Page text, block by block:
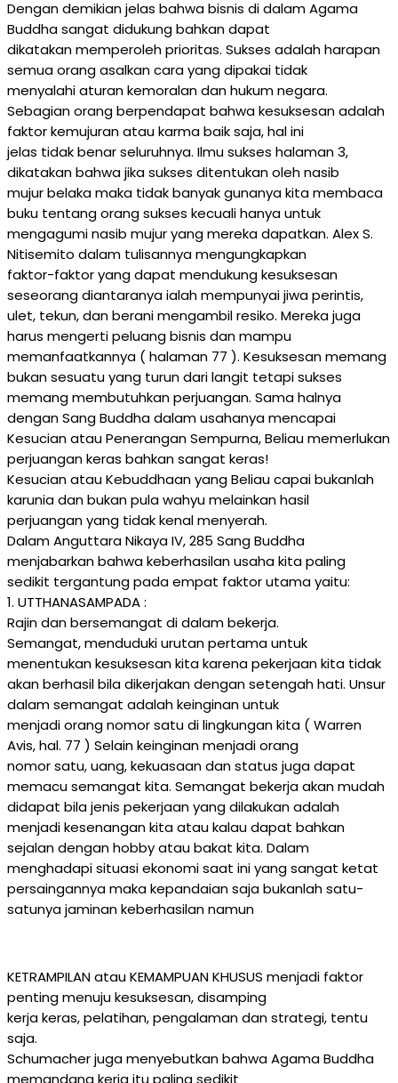
Dengan demikian jelas bahwa bisnis di dalam Agama
Buddha sangat didukung bahkan dapat
dikatakan memperoleh prioritas. Sukses adalah harapan
semua orang asalkan cara yang dipakai tidak
menyalahi aturan kemoralan dan hukum negara.
Sebagian orang berpendapat bahwa kesuksesan adalah
faktor kemujuran atau karma baik saja, hal ini
jelas tidak benar seluruhnya. Ilmu sukses halaman 3,
dikatakan bahwa jika sukses ditentukan oleh nasib
mujur belaka maka tidak banyak gunanya kita membaca
buku tentang orang sukses kecuali hanya untuk
mengagumi nasib mujur yang mereka dapatkan. Alex S.
Nitisemito dalam tulisannya mengungkapkan
faktor-faktor yang dapat mendukung kesuksesan
seseorang diantaranya ialah mempunyai jiwa perintis,
ulet, tekun, dan berani mengambil resiko. Mereka juga
harus mengerti peluang bisnis dan mampu
memanfaatkannya ( halaman 77 ). Kesuksesan memang
bukan sesuatu yang turun dari langit tetapi sukses
memang membutuhkan perjuangan. Sama halnya
dengan Sang Buddha dalam usahanya mencapai
Kesucian atau Penerangan Sempurna, Beliau memerlukan
perjuangan keras bahkan sangat keras!
Kesucian atau Kebuddhaan yang Beliau capai bukanlah
karunia dan bukan pula wahyu melainkan hasil
perjuangan yang tidak kenal menyerah.
Dalam Anguttara Nikaya IV, 285 Sang Buddha
menjabarkan bahwa keberhasilan usaha kita paling
sedikit tergantung pada empat faktor utama yaitu:
1. UTTHANASAMPADA :
Rajin dan bersemangat di dalam bekerja.
Semangat, menduduki urutan pertama untuk
menentukan kesuksesan kita karena pekerjaan kita tidak
akan berhasil bila dikerjakan dengan setengah hati. Unsur
dalam semangat adalah keinginan untuk
menjadi orang nomor satu di lingkungan kita ( Warren
Avis, hal. 77 ) Selain keinginan menjadi orang
nomor satu, uang, kekuasaan dan status juga dapat
memacu semangat kita. Semangat bekerja akan mudah
didapat bila jenis pekerjaan yang dilakukan adalah
menjadi kesenangan kita atau kalau dapat bahkan
sejalan dengan hobby atau bakat kita. Dalam
menghadapi situasi ekonomi saat ini yang sangat ketat
persaingannya maka kepandaian saja bukanlah satu-
satunya jaminan keberhasilan namun
KETRAMPILAN atau KEMAMPUAN KHUSUS menjadi faktor
penting menuju kesuksesan, disamping
kerja keras, pelatihan, pengalaman dan strategi, tentu
saja.
Schumacher juga menyebutkan bahwa Agama Buddha
memandang kerja itu paling sedikit